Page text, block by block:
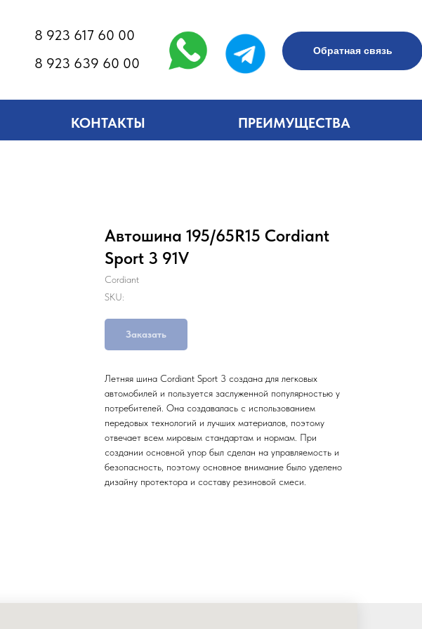
8 923 617 60 00
8 923 639 60 00
Обратная связь
КОНТАКТЫ ПРЕИМУЩЕСТВА
Автошина 195/65R15 Cordiant
Sport 3 91V
Cordiant
SKU:
Заказать
Летняя шина Cordiant Sport 3 создана для легковых
автомобилей и пользуется заслуженной популярностью у
потребителей. Она создавалась с использованием
передовых технологий и лучших материалов, поэтому
отвечает всем мировым стандартам и нормам. При
создании основной упор был сделан на управляемость и
безопасность, поэтому основное внимание было уделено
дизайну протектора и составу резиновой смеси.